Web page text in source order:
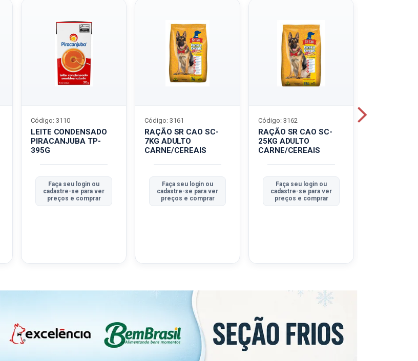
LEITE CONDENSADO
PIRACANJUBA TP-
395G
Código: 3110
Faça seu login ou
cadastre-se para ver
preços e comprar
RAÇÃO SR CAO SC-
7KG ADULTO
CARNE/CEREAIS
Código: 3161
Faça seu login ou
cadastre-se para ver
preços e comprar
RAÇÃO SR CAO SC-
25KG ADULTO
CARNE/CEREAIS
Código: 3162
Faça seu login ou
cadastre-se para ver
preços e comprar